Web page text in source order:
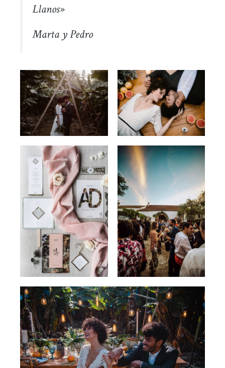
Llanos»
Marta y Pedro